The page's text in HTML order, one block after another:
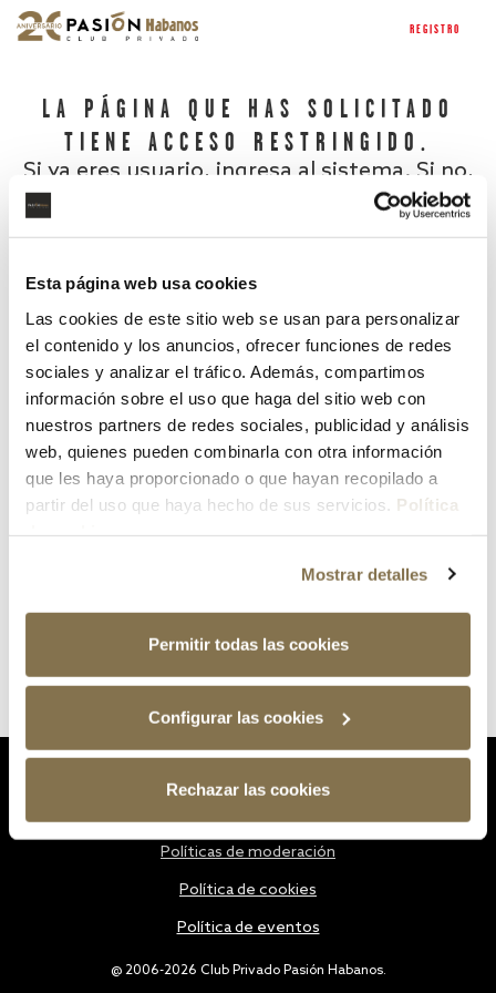
Esta página web usa cookies
Las cookies de este sitio web se usan para personalizar
el contenido y los anuncios, ofrecer funciones de redes
sociales y analizar el tráfico. Además, compartimos
información sobre el uso que haga del sitio web con
nuestros partners de redes sociales, publicidad y análisis
web, quienes pueden combinarla con otra información
que les haya proporcionado o que hayan recopilado a
partir del uso que haya hecho de sus servicios. Política
Mostrar detalles
Permitir todas las cookies
Configurar las cookies
Rechazar las cookies
REGISTRO
LA PÁGINA QUE HAS SOLICITADO
TIENE ACCESO RESTRINGIDO.
Si ya eres usuario, ingresa al sistema. Si no,
¿Has olvidado tu contraseña?
@ 2006-2026 Club Privado Pasión Habanos.
Políticas de moderación
Política de cookies
Política de eventos